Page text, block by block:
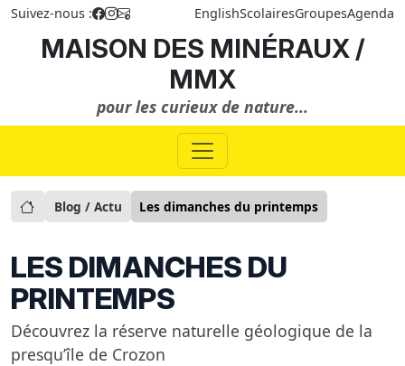
Suivez-nous : EnglishScolairesGroupesAgenda
MAISON DES MINÉRAUX /
MMX
pour les curieux de nature...
Blog / Actu Les dimanches du printemps
LES DIMANCHES DU
PRINTEMPS
Découvrez la réserve naturelle géologique de la
presqu’île de Crozon